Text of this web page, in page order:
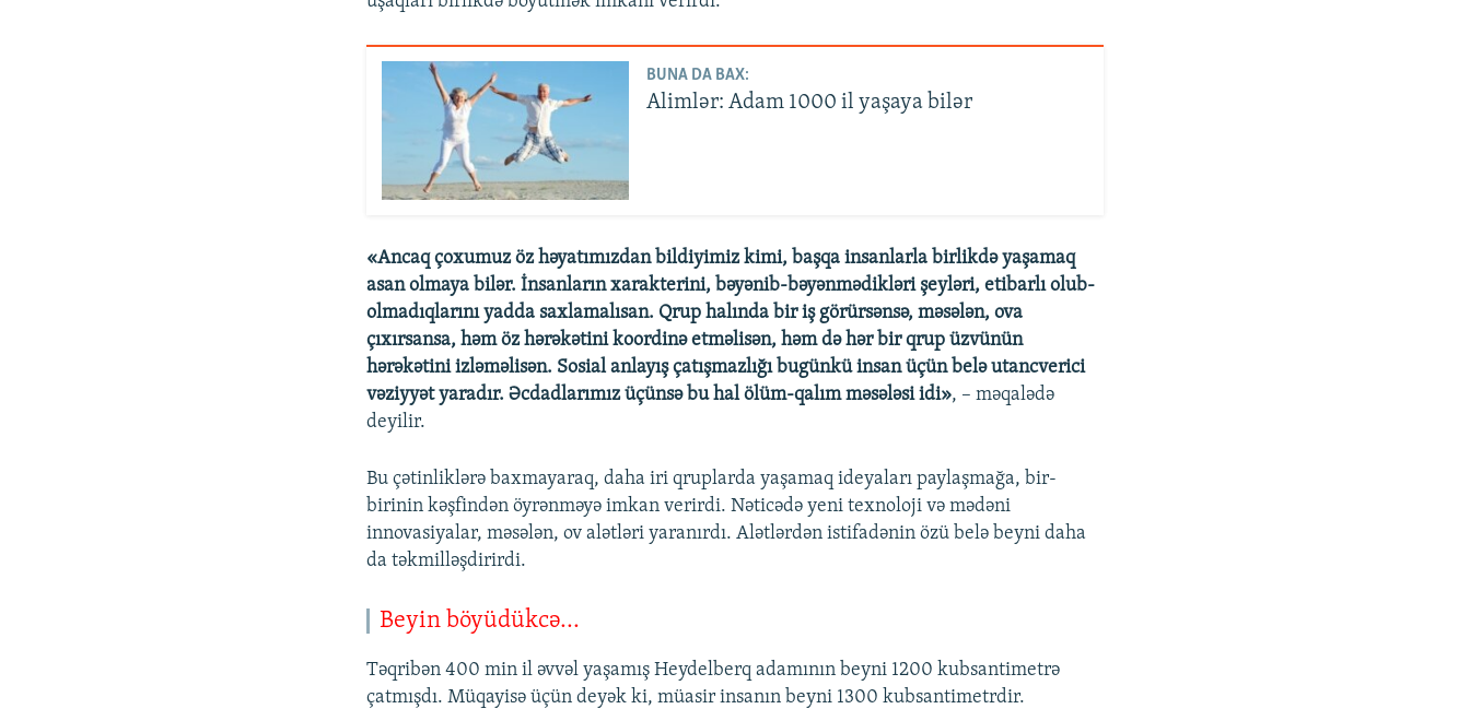
BUNA DA BAX:
Alimlər: Adam 1000 il yaşaya bilər
«Ancaq çoxumuz öz həyatımızdan bildiyimiz kimi, başqa insanlarla birlikdə yaşamaq
asan olmaya bilər. İnsanların xarakterini, bəyənib-bəyənmədikləri şeyləri, etibarlı olub-
olmadıqlarını yadda saxlamalısan. Qrup halında bir iş görürsənsə, məsələn, ova
çıxırsansa, həm öz hərəkətini koordinə etməlisən, həm də hər bir qrup üzvünün
hərəkətini izləməlisən. Sosial anlayış çatışmazlığı bugünkü insan üçün belə utancverici
vəziyyət yaradır. Əcdadlarımız üçünsə bu hal ölüm-qalım məsələsi idi», – məqalədə
deyilir.
Bu çətinliklərə baxmayaraq, daha iri qruplarda yaşamaq ideyaları paylaşmağa, bir-
birinin kəşfindən öyrənməyə imkan verirdi. Nəticədə yeni texnoloji və mədəni
innovasiyalar, məsələn, ov alətləri yaranırdı. Alətlərdən istifadənin özü belə beyni daha
da təkmilləşdirirdi.
Beyin böyüdükcə...
Təqribən 400 min il əvvəl yaşamış Heydelberq adamının beyni 1200 kubsantimetrə
çatmışdı. Müqayisə üçün deyək ki, müasir insanın beyni 1300 kubsantimetrdir.